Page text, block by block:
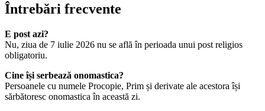
Întrebări frecvente
E post azi?
Nu, ziua de 7 iulie 2026 nu se află în perioada unui post religios
obligatoriu.
Cine își serbează onomastica?
Persoanele cu numele Procopie, Prim și derivate ale acestora își
sărbătoresc onomastica în această zi.